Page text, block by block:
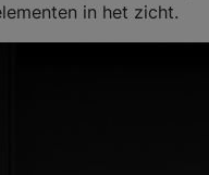
in het zicht.